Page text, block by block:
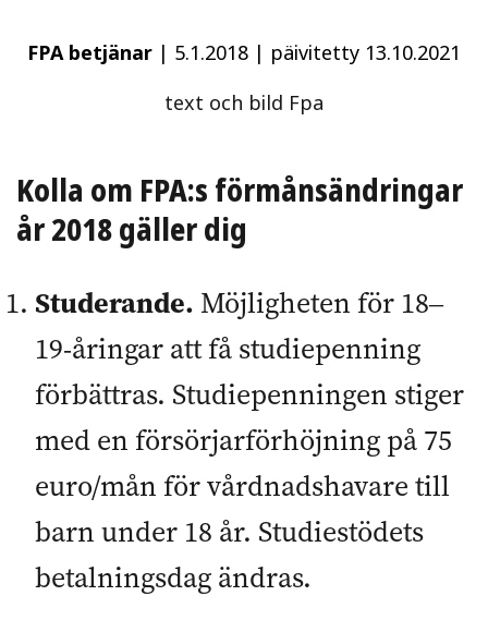
FPA betjänar | 5.1.2018 | päivitetty 13.10.2021
text och bild Fpa
Kolla om FPA:s förmånsändringar
år 2018 gäller dig
Studerande. Möjligheten för 18‒
19-åringar att få studiepenning
förbättras. Studiepenningen stiger
med en försörjarförhöjning på 75
euro/mån för vårdnadshavare till
barn under 18 år. Studiestödets
betalningsdag ändras.